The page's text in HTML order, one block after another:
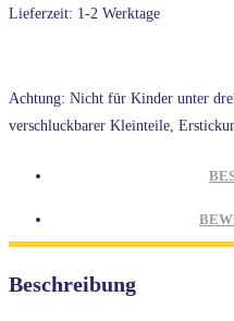
Lieferzeit: 1-2 Werktage
Achtung: Nicht für Kinder unter
verschluckbarer Kleinteile,
Beschreibung